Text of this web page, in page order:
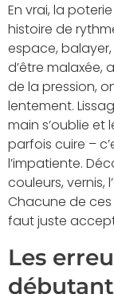
En vrai, la
histoire de
espace, balayer,
d’être malaxée,
de la pression,
lentement.
main s’oublie et
parfois cuire –
l’impatiente.
couleurs, vernis,
Chacune de
faut juste
Les